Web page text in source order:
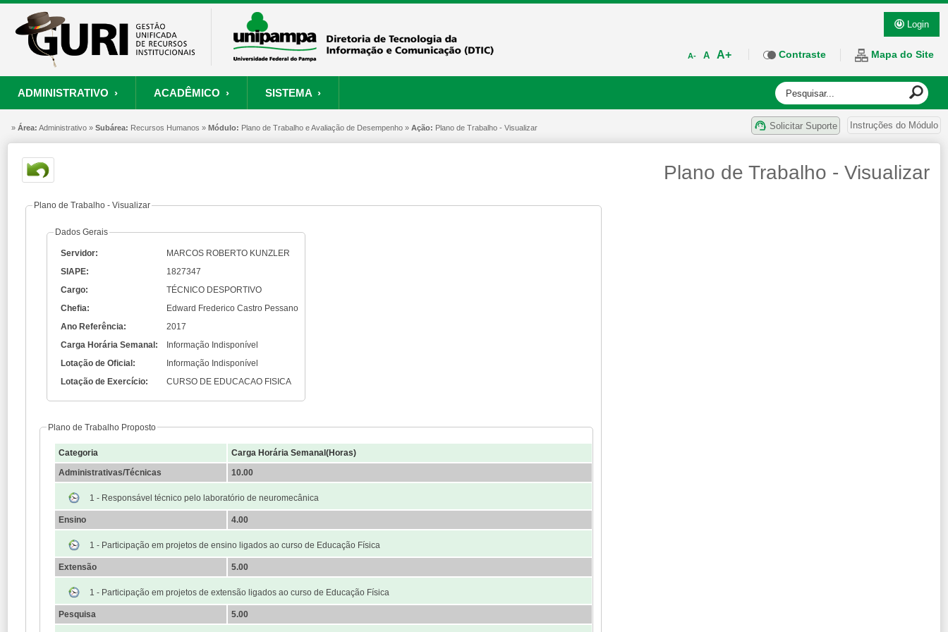
Login
A- A A+ Contraste Mapa do Site
ADMINISTRATIVO ›
ORÇAMENTO E FINANÇAS RECURSOS HUMANOS PROCESSOS SERVIÇOS RESTAURANTE
Convênios
ACADÊMICO ›
PROCESSO SELETIVO PROJETOS
Processo Seletivo
Autenticar Documento
SISTEMA ›
SISTEMA
Painel de Suporte
» Área: Administrativo » Subárea: Recursos Humanos » Módulo: Plano de Trabalho e Avaliação de Desempenho » Ação: Plano de Trabalho - Visualizar Instruções do Módulo
Solicitar Suporte
Plano de Trabalho - Visualizar
Plano de Trabalho - Visualizar
Dados Gerais
Servidor:
MARCOS ROBERTO KUNZLER
SIAPE:
1827347
Cargo:
TÉCNICO DESPORTIVO
Chefia:
Edward Frederico Castro Pessano
Ano Referência:
2017
Carga Horária Semanal:
Informação Indisponível
Lotação de Oficial:
Informação Indisponível
Lotação de Exercício:
CURSO DE EDUCACAO FISICA
Plano de Trabalho Proposto
Categoria
Carga Horária Semanal(Horas)
Administrativas/Técnicas
10.00
1 - Responsável técnico pelo laboratório de neuromecânica
Ensino 4.00
1 - Participação em projetos de ensino ligados ao curso de Educação Física
Extensão 5.00
1 - Participação em projetos de extensão ligados ao curso de Educação Física
Pesquisa 5.00